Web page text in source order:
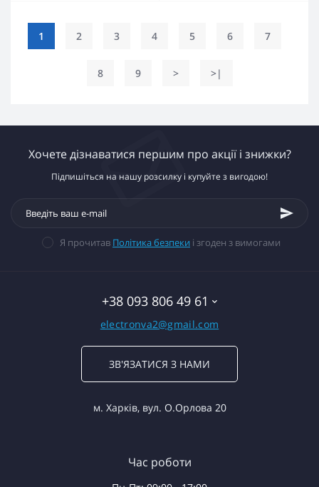
1 2 3 4 5 6 7
8 9 > >|
Хочете дізнаватися першим про акції і знижки?
Підпишіться на нашу розсилку і купуйте з вигодою!
Я прочитав Політика безпеки і згоден з вимогами
+38 093 806 49 61
electronva2@gmail.com
ЗВ'ЯЗАТИСЯ З НАМИ
м. Харків, вул. О.Орлова 20
Час роботи